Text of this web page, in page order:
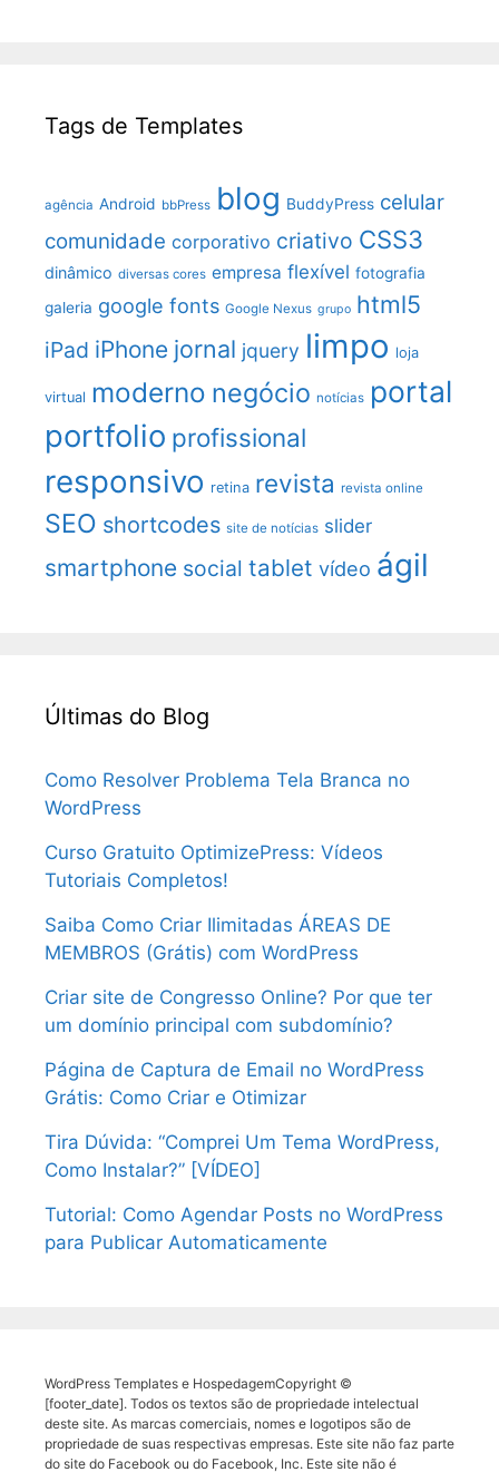
Tags de Templates
agência Android bbPress blog BuddyPress celular
comunidade corporativo criativo CSS3
dinâmico diversas cores empresa flexível fotografia
galeria google fonts Google Nexus grupo html5
iPad iPhone jornal jquery limpo loja
virtual moderno negócio notícias portal
portfolio profissional
responsivo retina revista revista online
SEO shortcodes site de notícias slider
smartphone social tablet vídeo ágil
Últimas do Blog
Como Resolver Problema Tela Branca no
WordPress
Curso Gratuito OptimizePress: Vídeos
Tutoriais Completos!
Saiba Como Criar Ilimitadas ÁREAS DE
MEMBROS (Grátis) com WordPress
Criar site de Congresso Online? Por que ter
um domínio principal com subdomínio?
Página de Captura de Email no WordPress
Grátis: Como Criar e Otimizar
Tira Dúvida: “Comprei Um Tema WordPress,
Como Instalar?” [VÍDEO]
Tutorial: Como Agendar Posts no WordPress
para Publicar Automaticamente
WordPress Templates e HospedagemCopyright ©
[footer_date]. Todos os textos são de propriedade intelectual
deste site. As marcas comerciais, nomes e logotipos são de
propriedade de suas respectivas empresas. Este site não faz parte
do site do Facebook ou do Facebook, Inc. Este site não é